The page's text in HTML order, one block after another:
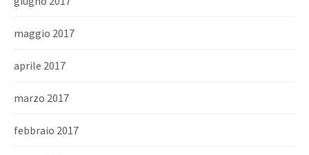
maggio 2017
aprile 2017
marzo 2017
febbraio 2017